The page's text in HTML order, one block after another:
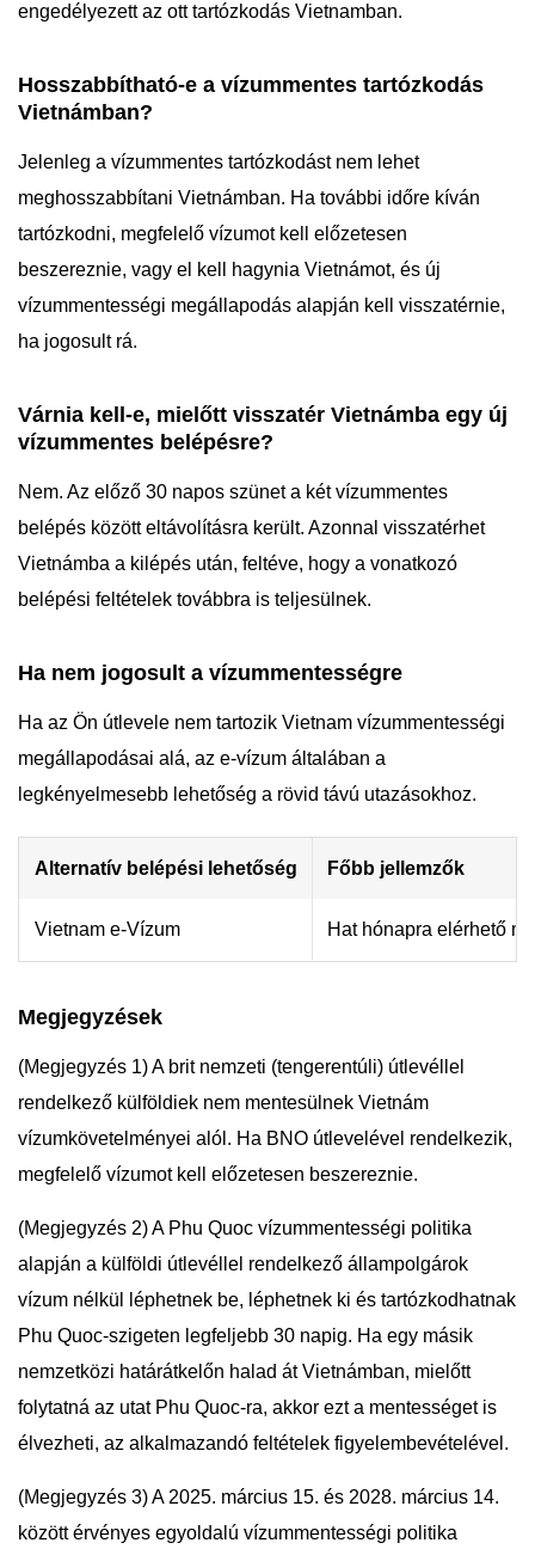
engedélyezett az ott tartózkodás Vietnamban.
Hosszabbítható-e a vízummentes tartózkodás
Vietnámban?
Jelenleg a vízummentes tartózkodást nem lehet
meghosszabbítani Vietnámban. Ha további időre kíván
tartózkodni, megfelelő vízumot kell előzetesen
beszereznie, vagy el kell hagynia Vietnámot, és új
vízummentességi megállapodás alapján kell visszatérnie,
ha jogosult rá.
Várnia kell-e, mielőtt visszatér Vietnámba egy új
vízummentes belépésre?
Nem. Az előző 30 napos szünet a két vízummentes
belépés között eltávolításra került. Azonnal visszatérhet
Vietnámba a kilépés után, feltéve, hogy a vonatkozó
belépési feltételek továbbra is teljesülnek.
Ha nem jogosult a vízummentességre
Ha az Ön útlevele nem tartozik Vietnam vízummentességi
megállapodásai alá, az e-vízum általában a
legkényelmesebb lehetőség a rövid távú utazásokhoz.
Alternatív belépési lehetőség Főbb jellemzők
Vietnam e-Vízum Hat hónapra elérhető
Megjegyzések
(Megjegyzés 1) A brit nemzeti (tengerentúli) útlevéllel
rendelkező külföldiek nem mentesülnek Vietnám
vízumkövetelményei alól. Ha BNO útlevelével rendelkezik,
megfelelő vízumot kell előzetesen beszereznie.
(Megjegyzés 2) A Phu Quoc vízummentességi politika
alapján a külföldi útlevéllel rendelkező állampolgárok
vízum nélkül léphetnek be, léphetnek ki és tartózkodhatnak
Phu Quoc-szigeten legfeljebb 30 napig. Ha egy másik
nemzetközi határátkelőn halad át Vietnámban, mielőtt
folytatná az utat Phu Quoc-ra, akkor ezt a mentességet is
élvezheti, az alkalmazandó feltételek figyelembevételével.
(Megjegyzés 3) A 2025. március 15. és 2028. március 14.
között érvényes egyoldalú vízummentességi politika